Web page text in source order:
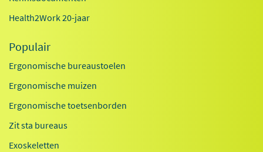
Health2Work 20-jaar
Populair
Ergonomische bureaustoelen
Ergonomische muizen
Ergonomische toetsenborden
Zit sta bureaus
Exoskeletten